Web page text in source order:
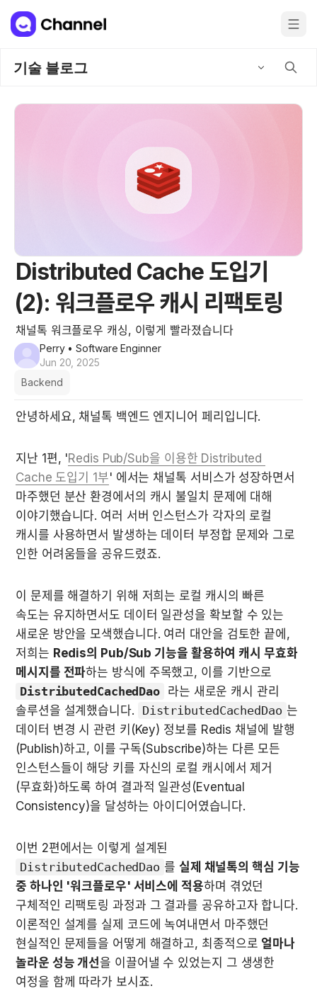
기술 블로그
Distributed Cache 도입기
(2): 워크플로우 캐시 리팩토링
채널톡 워크플로우 캐싱, 이렇게 빨라졌습니다
Perry• Software Enginner
Jun 20, 2025
Backend
안녕하세요, 채널톡 백엔드 엔지니어 페리입니다.
지난 1편, 'Redis Pub/Sub을 이용한 Distributed
Cache 도입기 1부' 에서는 채널톡 서비스가 성장하면서
마주했던 분산 환경에서의 캐시 불일치 문제에 대해
이야기했습니다. 여러 서버 인스턴스가 각자의 로컬
캐시를 사용하면서 발생하는 데이터 부정합 문제와 그로
인한 어려움들을 공유드렸죠.
이 문제를 해결하기 위해 저희는 로컬 캐시의 빠른
속도는 유지하면서도 데이터 일관성을 확보할 수 있는
새로운 방안을 모색했습니다. 여러 대안을 검토한 끝에,
저희는 Redis의 Pub/Sub 기능을 활용하여 캐시 무효화
메시지를 전파
DistributedCachedDao 라는 새로운 캐시 관리
솔루션을 설계했습니다.
DistributedCachedDao 는
데이터 변경 시 관련 키(Key) 정보를 Redis 채널에 발행
(Publish)하고, 이를 구독(Subscribe)하는 다른 모든
인스턴스들이 해당 키를 자신의 로컬 캐시에서 제거
(무효화)하도록 하여 결과적 일관성(Eventual
Consistency)을 달성하는 아이디어였습니다.
DistributedCachedDao 를 실제 채널톡의 핵심 기능
중 하나인 '워크플로우' 서비스에 적용하며 겪었던
구체적인 리팩토링 과정과 그 결과를 공유하고자 합니다.
이론적인 설계를 실제 코드에 녹여내면서 마주했던
현실적인 문제들을 어떻게 해결하고, 최종적으로 얼마나
놀라운 성능 개선을 이끌어낼 수 있었는지 그 생생한
여정을 함께 따라가 보시죠.